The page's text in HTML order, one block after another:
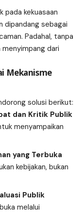
pada kekuasaan
dipandang sebagai
Padahal, tanpa
menyimpang dari
Mekanisme
solusi berikut:
dan Kritik Publik
menyampaikan
yang Terbuka
kebijakan, bukan
Publik
melalui